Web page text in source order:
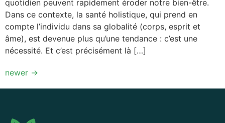
quotidien peuvent rapidement éroder notre bien-être.
Dans ce contexte, la santé holistique, qui prend en
compte l’individu dans sa globalité (corps, esprit et
âme), est devenue plus qu’une tendance : c’est une
nécessité. Et c’est précisément là […]
newer →